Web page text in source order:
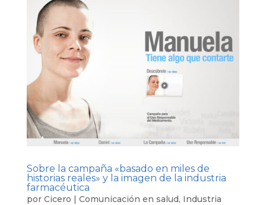
Sobre la campaña «basado en miles de
historias reales» y la imagen de la industria
farmacéutica
por Cicero | Comunicación en salud, Industria